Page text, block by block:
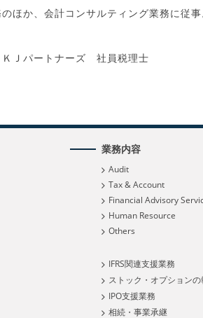
ほか、会計コンサルティング業務に従事
ＫＪパートナーズ 社員税理士
業務内容
Audit
Tax & Account
Financial Advisory
Human Resource
Others
IFRS関連支援業務
ストック・オプション
IPO支援業務
相続・事業承継